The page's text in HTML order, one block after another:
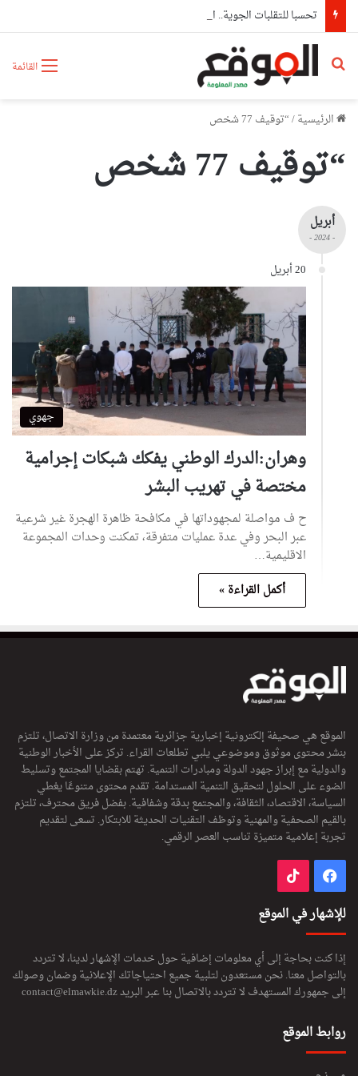
القائمة بحث عن
الرئيسية/“توقيف 77 شخص
“توقيف 77 شخص
أبريل
- 2024 -
20 أبريل
جهوي
وهران:الدرك الوطني يفكك شبكات إجرامية
مختصة في تهريب البشر
ح ف مواصلة لمجهوداتها في مكافحة ظاهرة الهجرة غير شرعية
عبر البحر وفي عدة عمليات متفرقة، تمكنت وحدات المجموعة
الاقليمية…
أكمل القراءة »
الموقع هي صحيفة إلكترونية إخبارية جزائرية معتمدة من وزارة الاتصال، تلتزم
بنشر محتوى موثوق وموضوعي يلبي تطلعات القراء. تركز على الأخبار الوطنية
والدولية مع إبراز جهود الدولة ومبادرات التنمية. تهتم بقضايا المجتمع وتسليط
الضوء على الحلول لتحقيق التنمية المستدامة. تقدم محتوى متنوعًا يغطي
السياسة، الاقتصاد، الثقافة، والمجتمع بدقة وشفافية. بفضل فريق محترف، تلتزم
بالقيم الصحفية والمهنية وتوظف التقنيات الحديثة للابتكار. تسعى لتقديم
تجربة إعلامية متميزة تناسب العصر الرقمي.
فيسبوك
للإشهار في الموقع
إذا كنت بحاجة إلى أي معلومات إضافية حول خدمات الإشهار لدينا، لا تتردد
بالتواصل معنا. نحن مستعدون لتلبية جميع احتياجاتك الإعلانية وضمان وصولك
إلى جمهورك المستهدف لا تتردد بالاتصال بنا عبر البريدcontact@elmawkie.dz
روابط الموقع